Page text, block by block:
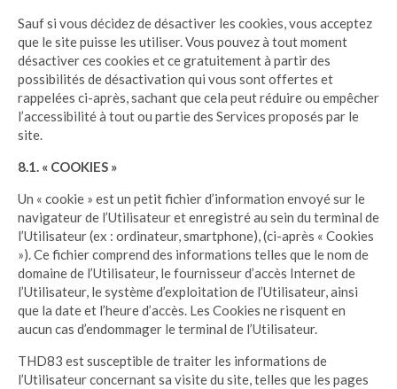
Sauf si vous décidez de désactiver les cookies, vous acceptez
que le site puisse les utiliser. Vous pouvez à tout moment
désactiver ces cookies et ce gratuitement à partir des
possibilités de désactivation qui vous sont offertes et
rappelées ci-après, sachant que cela peut réduire ou empêcher
l’accessibilité à tout ou partie des Services proposés par le
site.
8.1. « COOKIES »
Un « cookie » est un petit fichier d’information envoyé sur le
navigateur de l’Utilisateur et enregistré au sein du terminal de
l’Utilisateur (ex : ordinateur, smartphone), (ci-après « Cookies
»). Ce fichier comprend des informations telles que le nom de
domaine de l’Utilisateur, le fournisseur d’accès Internet de
l’Utilisateur, le système d’exploitation de l’Utilisateur, ainsi
que la date et l’heure d’accès. Les Cookies ne risquent en
aucun cas d’endommager le terminal de l’Utilisateur.
THD83 est susceptible de traiter les informations de
l’Utilisateur concernant sa visite du site, telles que les pages